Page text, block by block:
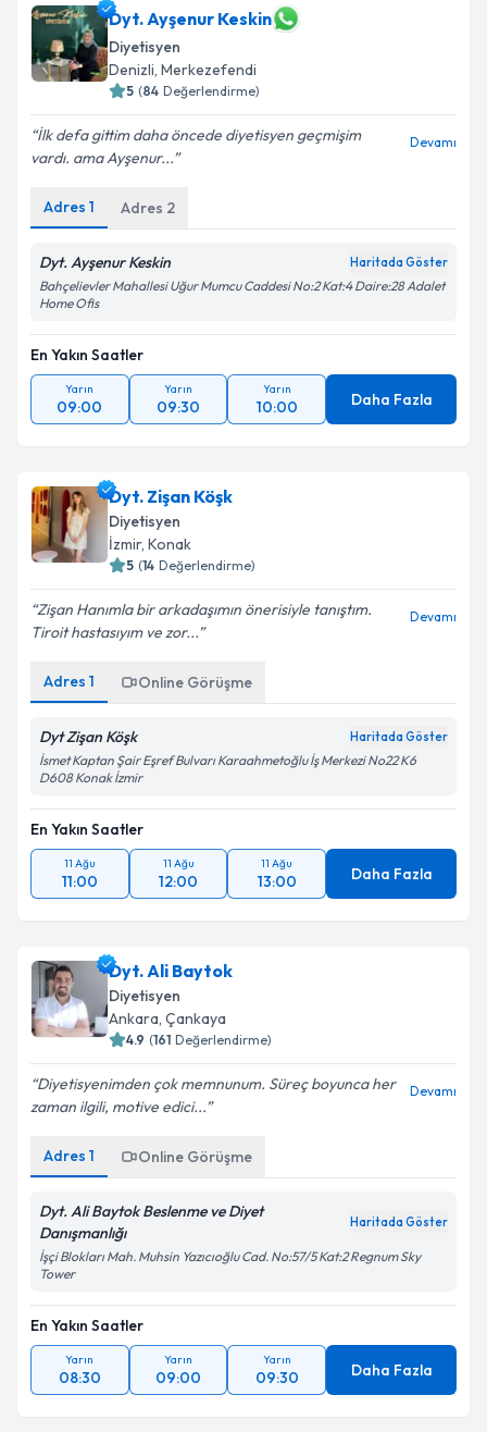
takvim hazırlandığında e-posta ile bilgilendireceğiz.
E-posta Adresiniz
Kişisel verilerimin işlenmesine ilişkin
kapsamda işlenmesini kabul ediyorum.
Takvim Talebini Gönder
Dyt. Ayşenur Keskin
Diyetisyen
Denizli, Merkezefendi
5 (84 Değerlendirme)
İlk defa gittim daha öncede diyetisyen geçmişim
vardı. ama Ayşenur...
Devamı
Adres 1 Adres 2
Dyt. Ayşenur Keskin Haritada Göster
Bahçelievler Mahallesi Uğur Mumcu Caddesi No:2 Kat:4 Daire:28 Adalet
Home Ofis
En Yakın Saatler
Yarın
09:00
Yarın
09:30
Yarın
10:00 Daha Fazla
Dyt. Zişan Köşk
Diyetisyen
İzmir, Konak
5 (14 Değerlendirme)
Zişan Hanımla bir arkadaşımın önerisiyle tanıştım.
Tiroit hastasıyım ve zor...
Devamı
Adres 1 Online Görüşme
Dyt Zişan Köşk Haritada Göster
İsmet Kaptan Şair Eşref Bulvarı Karaahmetoğlu İş Merkezi No22 K6
D608 Konak İzmir
En Yakın Saatler
11 Ağu
11:00
11 Ağu
12:00
11 Ağu
13:00 Daha Fazla
Dyt. Ali Baytok
Diyetisyen
Ankara, Çankaya
4.9 (161 Değerlendirme)
Diyetisyenimden çok memnunum. Süreç boyunca her
zaman ilgili, motive edici...
Devamı
Adres 1 Online Görüşme
Dyt. Ali Baytok Beslenme ve Diyet
Danışmanlığı
Haritada Göster
İşçi Blokları Mah. Muhsin Yazıcıoğlu Cad. No:57/5 Kat:2 Regnum Sky
Tower
En Yakın Saatler
Yarın
08:30
Yarın
09:00
Yarın
09:30 Daha Fazla